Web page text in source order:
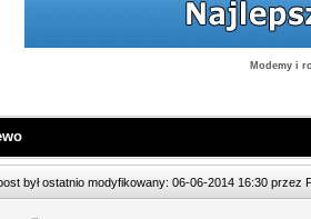
Modemy i
był ostatnio modyfikowany: 06-06-2014 16:30 przez